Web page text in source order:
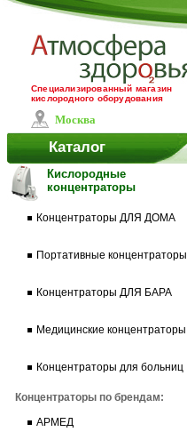
Специализированный магазин
кислородного оборудования
Каталог
Кислородные
концентраторы
Концентраторы ДЛЯ ДОМА
Портативные концентраторы
Концентраторы ДЛЯ БАРА
Медицинские концентраторы
Концентраторы для больниц
Концентраторы по брендам:
АРМЕД